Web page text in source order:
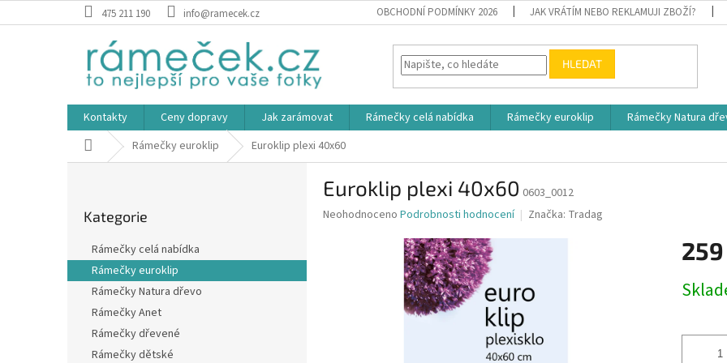
na
475 211 190 info@ramecek.cz OBCHODNÍ PODMÍNKY 2026 JAK VRÁTÍM NEBO REKLAMUJI ZBOŽÍ?
HLEDAT
Kontakty Ceny dopravy Jak zarámovat Rámečky celá nabídka Rámečky euroklip Rámečky Natura
Domů Rámečky euroklip Euroklip plexi 40x60
a
n
kategorie
Kategorie
Rámečky celá nabídka
Rámečky euroklip
Rámečky Natura dřevo
Rámečky Anet
Rámečky dřevené
Rámečky dětské
Euroklip plexi 40x60 0603_0012
Průměrné
Neohodnoceno Podrobnosti hodnocení Značka: Tradag
cena: